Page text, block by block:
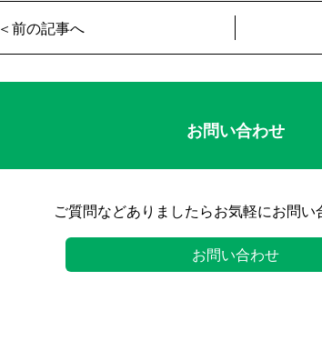
＜前の記事へ
お問い合わせ
ご質問などありましたらお気軽にお問い
お問い合わせ